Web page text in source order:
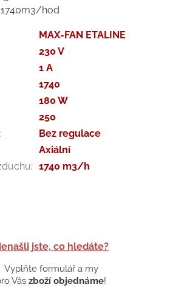
jste, co hledáte?
Vyplňte formulář a my
Vás zboží objednáme!
hod
MAX-FAN ETALINE
230 V
1 A
1740
180 W
250
:
Bez regulace
Axiální
: 1740 m3/h